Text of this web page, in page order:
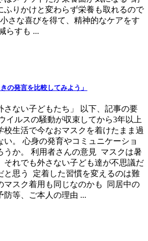
ふりかけと変わらず栄養も取れるので
さな喜びを得て、精神的なケアをす
らすも ...
の発言を比較してみよう」
さない子どもたち」 以下、記事の要
イルスの騒動が収束してから3年以上
校生活で今なおマスクを着けたまま過
い。 心身の発育やコミュニケーショ
うか。 利用者さんの意見 マスクは暑
それでも外さない子ども達が不思議だ
と思う 定着した習慣を変えるのは難
マスク着用も同じなのかも 同居中の
防等、ご本人の理由 ...